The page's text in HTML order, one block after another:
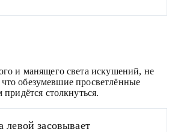
и манящего света искушений, не
обезумевшие просветлённые
столкнуться.
левой засовывает